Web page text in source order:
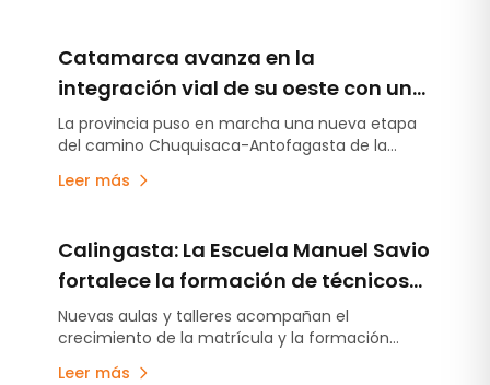
Catamarca avanza en la
integración vial de su oeste con un
plan de obras financiado por la
minería
La provincia puso en marcha una nueva etapa
del camino Chuquisaca-Antofagasta de la
Fiambalá y Antofagasta de la Sierra, dos de los
minero.
Leer más
Calingasta: La Escuela Manuel Savio
fortalece la formación de técnicos
mineros con nuevas obras y
convenios estratégicos
Nuevas aulas y talleres acompañan el
crecimiento de la matrícula y la formación
Leer más